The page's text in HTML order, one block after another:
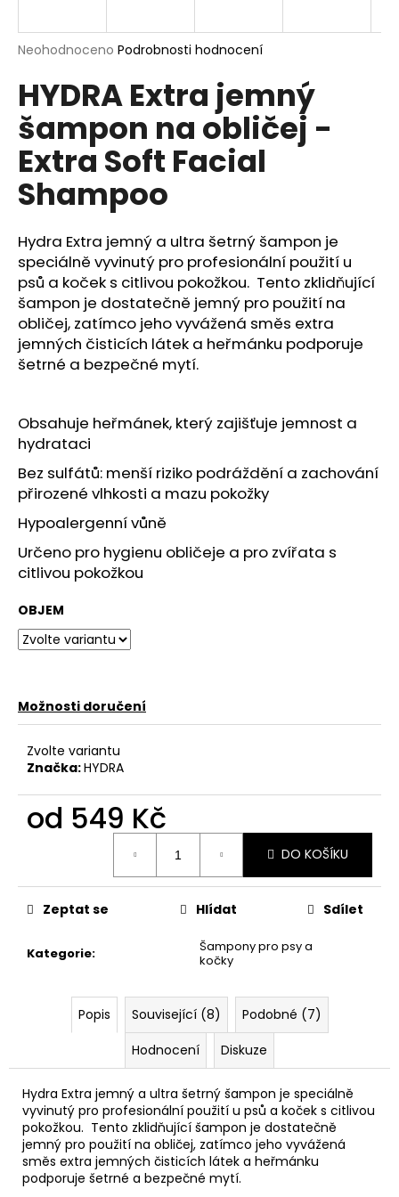
Průměrné
produktu
je
0,0
z
5
hvězdiček.
Neohodnoceno Podrobnosti hodnocení
HYDRA Extra jemný
šampon na obličej -
Extra Soft Facial
Shampoo
Hydra Extra jemný a ultra šetrný šampon je
speciálně vyvinutý pro profesionální použití u
psů a koček s citlivou pokožkou. Tento zklidňující
šampon je dostatečně jemný pro použití na
obličej, zatímco jeho vyvážená směs extra
jemných čisticích látek a heřmánku podporuje
šetrné a bezpečné mytí.
Obsahuje heřmánek, který zajišťuje jemnost a
hydrataci
Bez sulfátů: menší riziko podráždění a zachování
přirozené vlhkosti a mazu pokožky
Hypoalergenní vůně
Určeno pro hygienu obličeje a pro zvířata s
citlivou pokožkou
OBJEM
Možnosti doručení
Zvolte variantu
Značka:HYDRA
od 549 Kč
DO KOŠÍKU
Kategorie:
Šampony pro psy a
kočky
Zeptat se Hlídat Sdílet
Popis Související (8)
Podobné (7)
Hodnocení
Diskuze
Hydra Extra jemný a ultra šetrný šampon je speciálně
vyvinutý pro profesionální použití u psů a koček s citlivou
pokožkou. Tento zklidňující šampon je dostatečně
jemný pro použití na obličej, zatímco jeho vyvážená
směs extra jemných čisticích látek a heřmánku
podporuje šetrné a bezpečné mytí.
j
t
?
HLEDAT
D
o
p
o
r
u
j
m
e
HYDRA
ROZČESÁVACÍ
SPREJ
ULTRA
DEMATTING
AND
549
Kč